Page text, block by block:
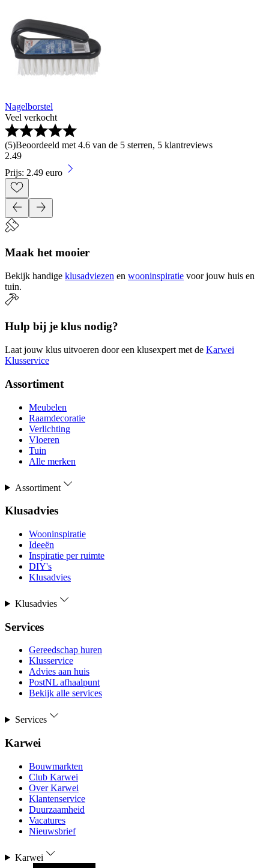
Nagelborstel
Veel verkocht
(5)Beoordeeld met 4.6 van de 5 sterren, 5 klantreviews
2.49
Prijs: 2.49 euro
Maak het mooier
Bekijk handige klusadviezen en wooninspiratie voor jouw huis en
tuin.
Hulp bij je klus nodig?
Laat jouw klus uitvoeren door een klusexpert met de Karwei
Klusservice
Assortiment
Meubelen
Raamdecoratie
Verlichting
Vloeren
Tuin
Alle merken
Assortiment
Klusadvies
Wooninspiratie
Ideeën
Inspiratie per ruimte
DIY's
Klusadvies
Klusadvies
Services
Gereedschap huren
Klusservice
Advies aan huis
PostNL afhaalpunt
Bekijk alle services
Services
Karwei
Bouwmarkten
Club Karwei
Over Karwei
Klantenservice
Duurzaamheid
Vacatures
Nieuwsbrief
Karwei